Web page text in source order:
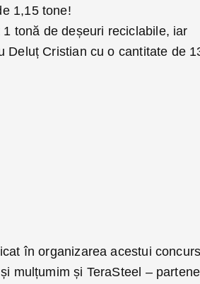
1,15 tone!
tonă de deșeuri reciclabile, iar
Deluț Cristian cu o cantitate de
în organizarea acestui
mulțumim și TeraSteel –